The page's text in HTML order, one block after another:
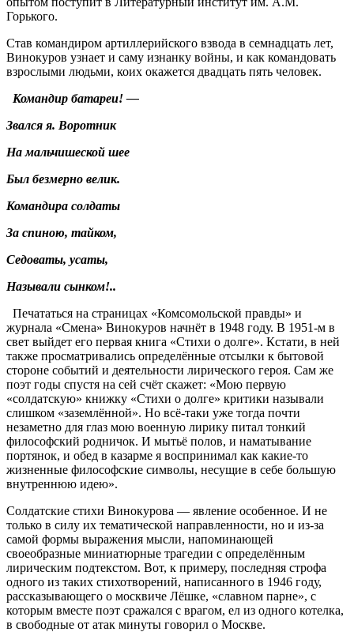
Горького.
Став командиром артиллерийского взвода в семнадцать лет,
Винокуров узнает и саму изнанку войны, и как командовать
взрослыми людьми, коих окажется двадцать пять человек.
Командир батареи! —
Звался я. Воротник
На мальчишеской шее
Был безмерно велик.
Командира солдаты
За спиною, тайком,
Седоваты, усаты,
Называли сынком!..
Печататься на страницах «Комсомольской правды» и
журнала «Смена» Винокуров начнёт в 1948 году. В 1951-м в
свет выйдет его первая книга «Стихи о долге». Кстати, в ней
также просматривались определённые отсылки к бытовой
стороне событий и деятельности лирического героя. Сам же
поэт годы спустя на сей счёт скажет: «Мою первую
«солдатскую» книжку «Стихи о долге» критики называли
слишком «заземлённой». Но всё-таки уже тогда почти
незаметно для глаз мою военную лирику питал тонкий
философский родничок. И мытьё полов, и наматывание
портянок, и обед в казарме я воспринимал как какие-то
жизненные философские символы, несущие в себе большую
внутреннюю идею».
Солдатские стихи Винокурова — явление особенное. И не
только в силу их тематической направленности, но и из-за
самой формы выражения мысли, напоминающей
своеобразные миниатюрные трагедии с определённым
лирическим подтекстом. Вот, к примеру, последняя строфа
одного из таких стихотворений, написанного в 1946 году,
рассказывающего о москвиче Лёшке, «славном парне», с
которым вместе поэт сражался с врагом, ел из одного котелка,
в свободные от атак минуты говорил о Москве.